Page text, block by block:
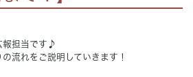
報担当です♪
流れをご説明していきます！